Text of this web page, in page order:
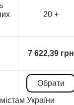
20 +
7 622,39 грн
Обрати
України